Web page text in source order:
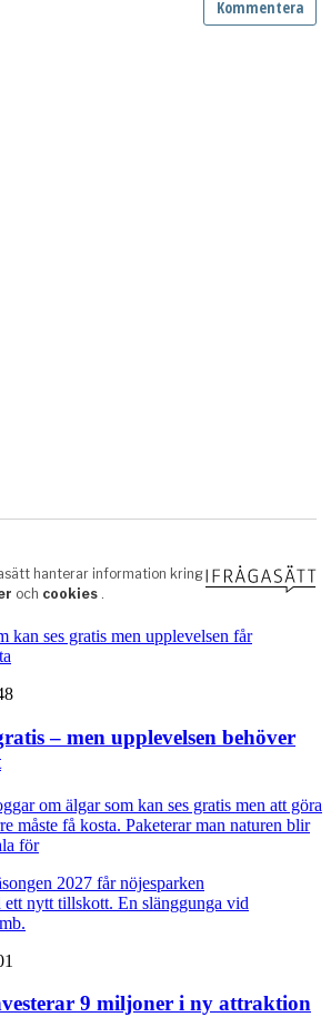
– men upplevelsen behöver
om älgar som kan ses gratis men att göra
måste få kosta. Paketerar man naturen blir
för
9 miljoner i ny attraktion